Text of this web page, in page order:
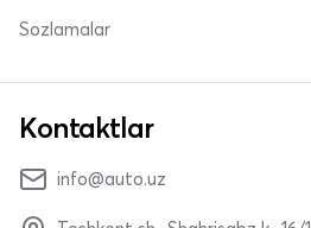
Sozlamalar
Kontaktlar
info@auto.uz